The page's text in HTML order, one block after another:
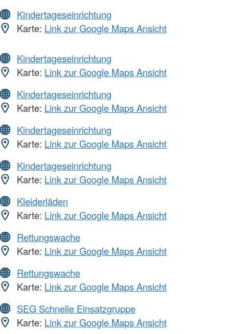
Kindertageseinrichtung
Karte: Link zur Google Maps Ansicht
Kindertageseinrichtung
Karte: Link zur Google Maps Ansicht
Kindertageseinrichtung
Karte: Link zur Google Maps Ansicht
Kindertageseinrichtung
Karte: Link zur Google Maps Ansicht
Kindertageseinrichtung
Karte: Link zur Google Maps Ansicht
Kleiderläden
Karte: Link zur Google Maps Ansicht
Rettungswache
Karte: Link zur Google Maps Ansicht
Rettungswache
Karte: Link zur Google Maps Ansicht
SEG Schnelle Einsatzgruppe
Karte: Link zur Google Maps Ansicht